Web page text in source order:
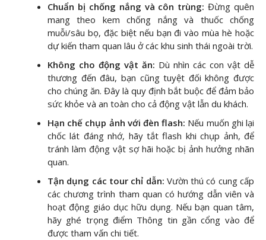
Chuẩn bị chống nắng và côn trùng: Đừng quên
mang theo kem chống nắng và thuốc chống
muỗi/sâu bọ, đặc biệt nếu bạn đi vào mùa hè hoặc
dự kiến tham quan lâu ở các khu sinh thái ngoài trời.
Không cho động vật ăn: Dù nhìn các con vật dễ
thương đến đâu, bạn cũng tuyệt đối không được
cho chúng ăn. Đây là quy định bắt buộc để đảm bảo
sức khỏe và an toàn cho cả động vật lẫn du khách.
Hạn chế chụp ảnh với đèn flash: Nếu muốn ghi lại
chốc lát đáng nhớ, hãy tắt flash khi chụp ảnh, để
tránh làm động vật sợ hãi hoặc bị ảnh hưởng nhãn
quan.
Tận dụng các tour chỉ dẫn: Vườn thú có cung cấp
các chương trình tham quan có hướng dẫn viên và
hoạt động giáo dục hữu dụng. Nếu bạn quan tâm,
hãy ghé trọng điểm Thông tin gần cổng vào để
được tham vấn chi tiết.